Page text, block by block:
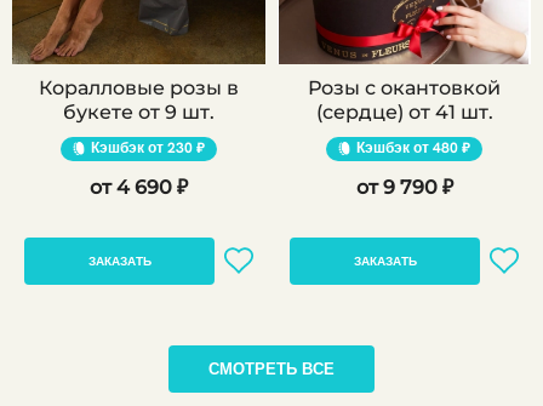
Коралловые розы в
букете от 9 шт.
Кэшбэк 230 ₽
4 690 ₽
ЗАКАЗАТЬ
Розы с окантовкой
(сердце) от 41 шт.
Кэшбэк 480 ₽
9 790 ₽
ЗАКАЗАТЬ
СМОТРЕТЬ ВСЕ